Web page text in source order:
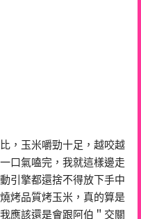
，玉米嚼勁十足，越咬越
口氣嗑完，我就這樣邊走
引擎都還捨不得放下手中
烤品質烤玉米，真的算是
應該還是會跟阿伯＂交關